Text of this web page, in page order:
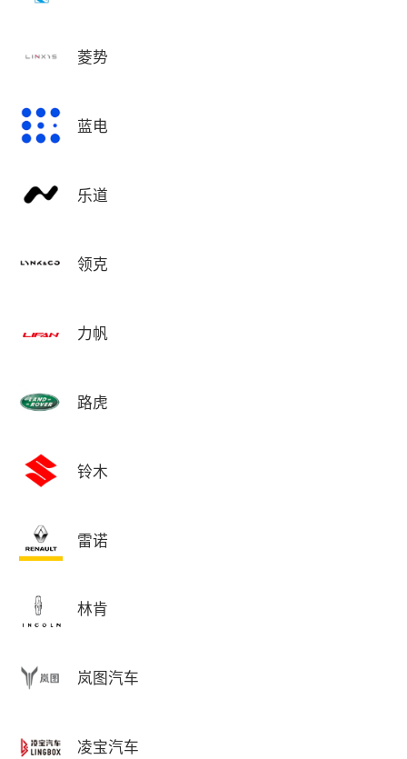
菱势
蓝电
乐道
领克
力帆
路虎
铃木
雷诺
林肯
岚图汽车
凌宝汽车